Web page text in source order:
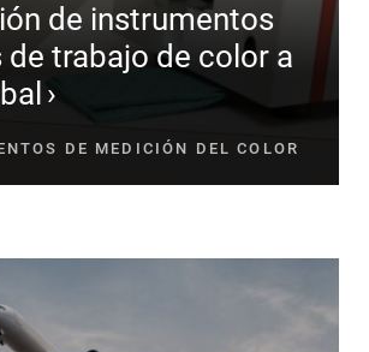
de instrumentos
de trabajo de color a
DE MEDICIÓN DEL COLOR